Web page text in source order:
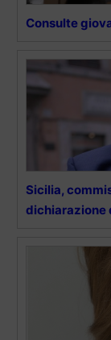
Consulte
Sicilia,
dichiarazione